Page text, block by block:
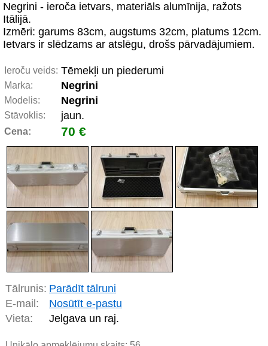
Negrini - ieroča ietvars, materiāls alumīnija, ražots
Itālijā.
Izmēri: garums 83cm, augstums 32cm, platums 12cm.
Ietvars ir slēdzams ar atslēgu, drošs pārvadājumiem.
Ieroču veids: Tēmekļi un piederumi
Marka: Negrini
Modelis: Negrini
Stāvoklis: jaun.
Cena: 70 €
Tālrunis: Parādīt tālruni
E-mail:
Nosūtīt e-pastu
Vieta:
Jelgava un raj.